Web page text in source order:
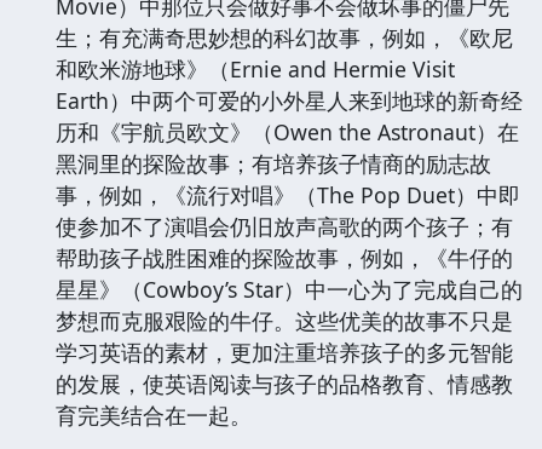
Movie）中那位只会做好事不会做坏事的僵尸先
生；有充满奇思妙想的科幻故事，例如，《欧尼
和欧米游地球》（Ernie and Hermie Visit
Earth）中两个可爱的小外星人来到地球的新奇经
历和《宇航员欧文》（Owen the Astronaut）在
黑洞里的探险故事；有培养孩子情商的励志故
事，例如，《流行对唱》（The Pop Duet）中即
使参加不了演唱会仍旧放声高歌的两个孩子；有
帮助孩子战胜困难的探险故事，例如，《牛仔的
星星》（Cowboy’s Star）中一心为了完成自己的
梦想而克服艰险的牛仔。这些优美的故事不只是
学习英语的素材，更加注重培养孩子的多元智能
的发展，使英语阅读与孩子的品格教育、情感教
育完美结合在一起。